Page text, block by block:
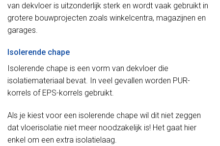
van dekvloer is uitzonderlijk sterk en wordt vaak gebruikt in
grotere bouwprojecten zoals winkelcentra, magazijnen en
garages.
Isolerende chape
Isolerende chape is een vorm van dekvloer die
isolatiemateriaal bevat. In veel gevallen worden PUR-
korrels of EPS-korrels gebruikt.
Als je kiest voor een isolerende chape wil dit niet zeggen
dat vloerisolatie niet meer noodzakelijk is! Het gaat hier
enkel om een extra isolatielaag.